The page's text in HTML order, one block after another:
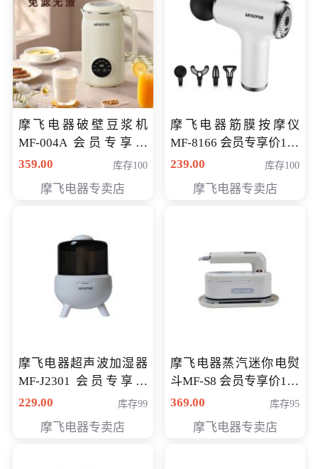
摩飞电器破壁豆浆机
MF-004A 会员专享价
168元
359.00 库存100
摩飞电器专卖店
摩飞电器筋膜按摩仪
MF-8166 会员专享价168
元
239.00 库存100
摩飞电器专卖店
摩飞电器超声波加湿器
MF-J2301 会员专享价
168元
229.00 库存99
摩飞电器专卖店
摩飞电器蒸汽迷你电熨
斗MF-S8 会员专享价168
元
369.00 库存95
摩飞电器专卖店